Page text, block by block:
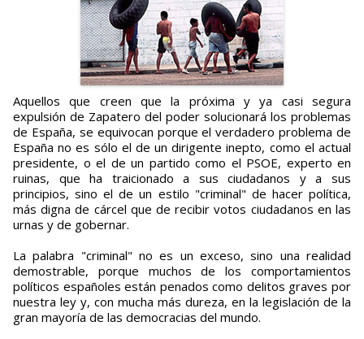
Aquellos que creen que la próxima y ya casi segura
expulsión de Zapatero del poder solucionará los problemas
de España, se equivocan porque el verdadero problema de
España no es sólo el de un dirigente inepto, como el actual
presidente, o el de un partido como el PSOE, experto en
ruinas, que ha traicionado a sus ciudadanos y a sus
principios, sino el de un estilo "criminal" de hacer política,
más digna de cárcel que de recibir votos ciudadanos en las
urnas y de gobernar.
La palabra "criminal" no es un exceso, sino una realidad
demostrable, porque muchos de los comportamientos
políticos españoles están penados como delitos graves por
nuestra ley y, con mucha más dureza, en la legislación de la
gran mayoría de las democracias del mundo.